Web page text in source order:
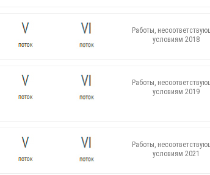
Работы,
условиям 2018
Работы,
условиям 2019
Работы,
условиям 2021